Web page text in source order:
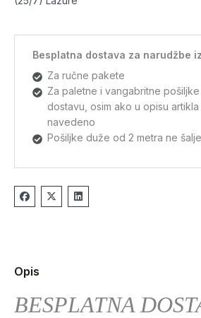
Besplatna dostava za narudžbe
Za ručne pakete
Za paletne i vangabritne
dostavu, osim ako u opisu
navedeno
Pošiljke duže od 2 metra ne
Opis
BESPLATNA